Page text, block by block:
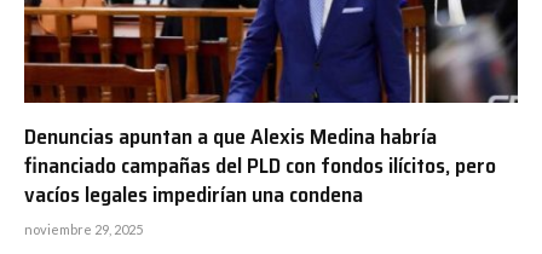
Denuncias apuntan a que Alexis Medina habría
financiado campañas del PLD con fondos ilícitos, pero
vacíos legales impedirían una condena
noviembre 29, 2025